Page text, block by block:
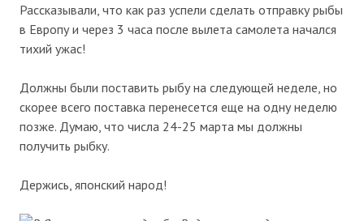
Рассказывали, что как раз успели сделать отправку рыбы
в Европу и через 3 часа после вылета самолета начался
тихий ужас!
Должны были поставить рыбу на следующей неделе, но
скорее всего поставка перенесется еще на одну неделю
позже. Думаю, что числа 24-25 марта мы должны
получить рыбку.
Держись, японский народ!